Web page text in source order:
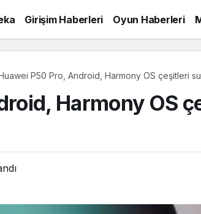
Girişim Haberleri Oyun Haberleri
P50 Pro, Android, Harmony OS çeşitleri
Harmony OS